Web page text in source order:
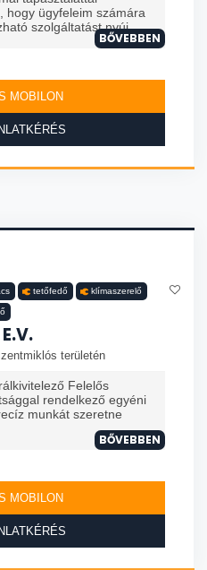
hogy ügyfeleim számára
szolgáltatást nyúj...
BŐVEBBEN
MOBILON
tetőfedő klímaszerelő
területén
Felelős
rendelkező egyéni
munkát szeretne
BŐVEBBEN
MOBILON